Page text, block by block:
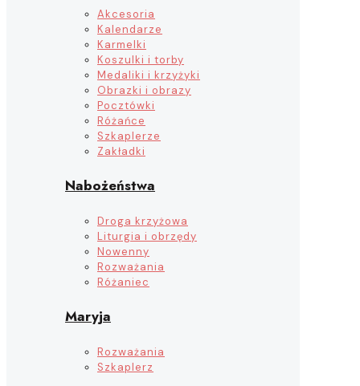
Akcesoria
Kalendarze
Karmelki
Koszulki i torby
Medaliki i krzyżyki
Obrazki i obrazy
Pocztówki
Różańce
Szkaplerze
Zakładki
Nabożeństwa
Droga krzyżowa
Liturgia i obrzędy
Nowenny
Rozważania
Różaniec
Maryja
Rozważania
Szkaplerz